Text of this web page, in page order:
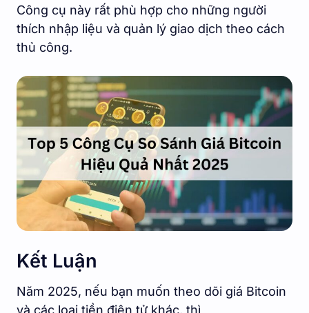
Công cụ này rất phù hợp cho những người
thích nhập liệu và quản lý giao dịch theo cách
thủ công.
Kết Luận
Năm 2025, nếu bạn muốn theo dõi giá Bitcoin
và các loại tiền điện tử khác, thì